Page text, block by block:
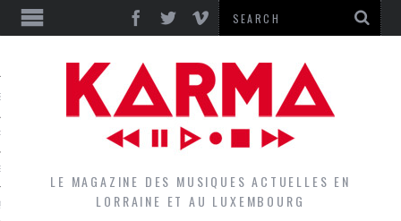
LE MAGAZINE DES MUSIQUES ACTUELLES EN
LORRAINE ET AU LUXEMBOURG